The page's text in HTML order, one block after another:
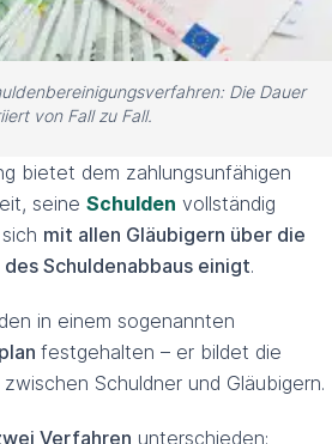
Die Dauer
von Fall zu Fall.
bietet dem zahlungsunfähigen
seine Schulden vollständig
mit allen Gläubigern über die
Schuldenabbaus einigt.
in einem sogenannten
festgehalten – er bildet die
Schuldner und Gläubigern.
Verfahren unterschieden: